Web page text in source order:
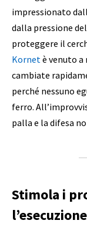
impressionato
dalla pressione
proteggere il
Kornetè venuto a
cambiate
perché nessuno
ferro.
palla e la difesa
Stimola i